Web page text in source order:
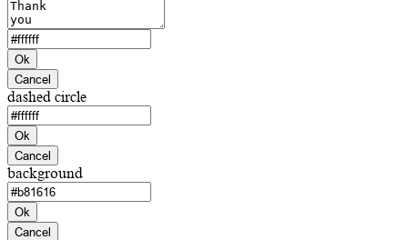
Ok
Cancel
dashed circle
Ok
Cancel
background
Ok
Cancel